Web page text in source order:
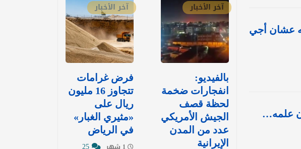
المصري “أبو شنب”: صرفت 500 جنيه عشان أجي
علمه…
آخر الأخبار
بالفيديو:
انفجارات ضخمة
لحظة قصف
الجيش الأمريكي
عدد من المدن
الإيرانية
آخر الأخبار
‏فرض غرامات
تتجاوز 16 مليون
ريال على
«مثيري الغبار»
في الرياض